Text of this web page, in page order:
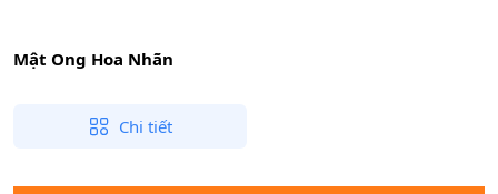
Mật Ong Hoa Nhãn
Chi tiết